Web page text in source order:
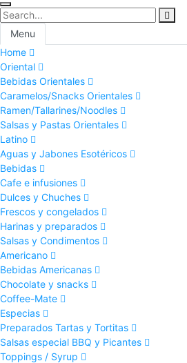
Menu
Home
Oriental
Bebidas Orientales
Caramelos/Snacks Orientales
Ramen/Tallarines/Noodles
Salsas y Pastas Orientales
Latino
Aguas y Jabones Esotéricos
Bebidas
Cafe e infusiones
Dulces y Chuches
Frescos y congelados
Harinas y preparados
Salsas y Condimentos
Americano
Bebidas Americanas
Chocolate y snacks
Coffee-Mate
Especias
Preparados Tartas y Tortitas
Salsas especial BBQ y Picantes
Toppings / Syrup